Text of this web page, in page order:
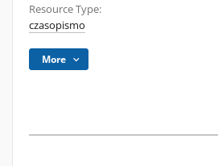
Resource Type:
czasopismo
More